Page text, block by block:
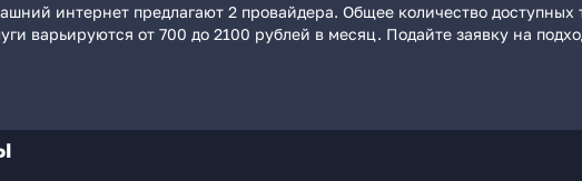
интернет предлагают 2 провайдера. Общее количество
варьируются от 700 до 2100 рублей в месяц. Подайте заявку на